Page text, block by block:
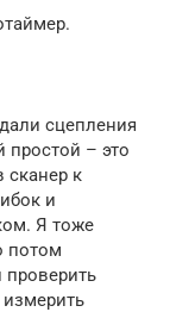
сцепления
– это
сканер к
и
Я тоже
потом
проверить